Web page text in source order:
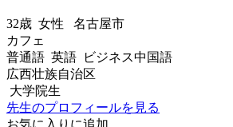
32歳 女性 名古屋市
カフェ
普通語 英語 ビジネス中国語
広西壮族自治区
大学院生
先生のプロフィールを見る
お気に入りに追加